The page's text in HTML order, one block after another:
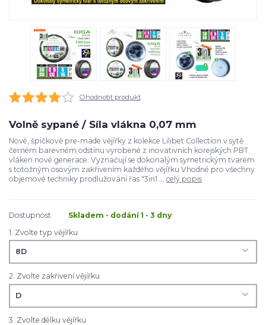
Ohodnotit produkt
Volně sypané / Síla vlákna 0,07 mm
Nové, špičkově pre-made vějířky z kolekce Lilibet Collection v sytě
černém barevném odstínu vyrobené z inovativních korejských PBT
vláken nové generace. Vyznačují se dokonalým symetrickým tvarem
s totožným osovým zakřivením každého vějířku Vhodné pro všechny
objemové techniky prodlužování řas "3in1 ... celý popis
Dostupnost
Skladem - dodání 1 - 3 dny
1. Zvolte typ vějířku
2. Zvolte zakřivení vějířku
3. Zvolte délku vějířku